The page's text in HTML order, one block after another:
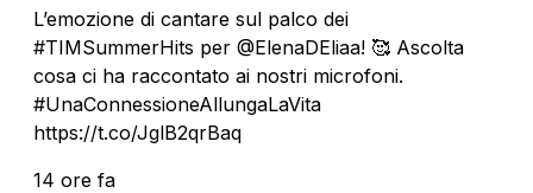
L’emozione di cantare sul palco dei
#TIMSummerHits per @ElenaDEliaa! 🥰 Ascolta
cosa ci ha raccontato ai nostri microfoni.
#UnaConnessioneAllungaLaVita
https://t.co/JglB2qrBaq
14 ore fa